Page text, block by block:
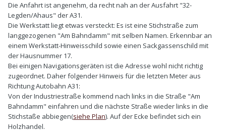
Die Anfahrt ist angenehm, da recht nah an der Ausfahrt "32-
Legden/Ahaus" der A31.
Die Werkstatt liegt etwas versteckt: Es ist eine Stichstraße zum
langgezogenen "Am Bahndamm" mit selben Namen. Erkennbar an
einem Werkstatt-Hinweisschild sowie einen Sackgassenschild mit
der Hausnummer 17.
Bei einigen Navigationsgeräten ist die Adresse wohl nicht richtig
zugeordnet. Daher folgender Hinweis für die letzten Meter aus
Richtung Autobahn A31:
Von der Industriestraße kommend nach links in die Straße "Am
Bahndamm" einfahren und die nächste Straße wieder links in die
Stichstaße abbiegen(siehe Plan). Auf der Ecke befindet sich ein
Holzhandel.